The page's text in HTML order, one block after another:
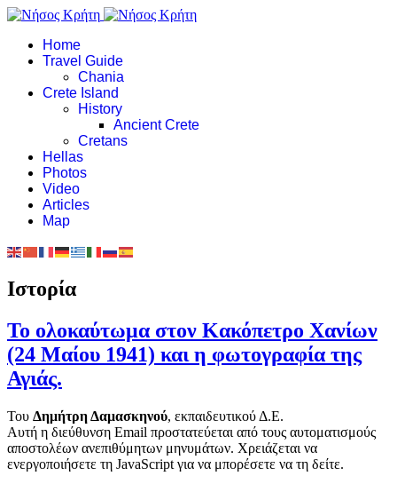
Home
Travel Guide
Chania
Crete Island
History
Ancient Crete
Cretans
Hellas
Photos
Video
Articles
Map
Ιστορία
Το ολοκαύτωμα στον Κακόπετρο Χανίων
(24 Μαίου 1941) και η φωτογραφία της
Αγιάς.
Του Δημήτρη Δαμασκηνού, εκπαιδευτικού Δ.Ε.
Αυτή η διεύθυνση Email προστατεύεται από τους αυτοματισμούς
αποστολέων ανεπιθύμητων μηνυμάτων. Χρειάζεται να
ενεργοποιήσετε τη JavaScript για να μπορέσετε να τη δείτε.